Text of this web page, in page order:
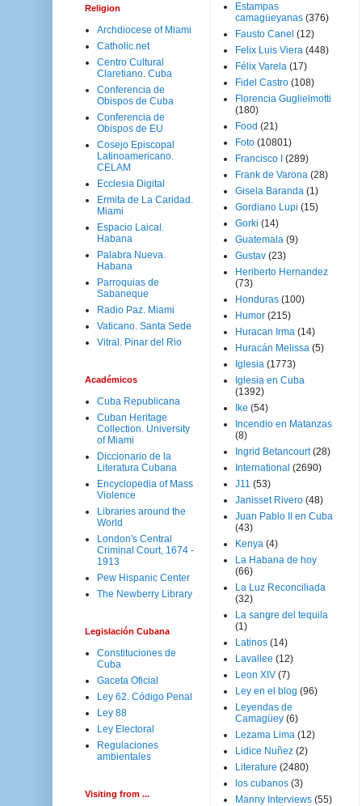
Religion
Archdiocese of Miami
Catholic.net
Centro Cultural
Claretiano. Cuba
Conferencia de
Obispos de Cuba
Conferencia de
Obispos de EU
Cosejo Episcopal
Latinoamericano.
CELAM
Ecclesia Digital
Ermita de La Caridad.
Miami
Espacio Laical.
Habana
Palabra Nueva.
Habana
Parroquias de
Sabaneque
Radio Paz. Miami
Vaticano. Santa Sede
Vitral. Pinar del Rio
Académicos
Cuba Republicana
Cuban Heritage
Collection. University
of Miami
Diccionario de la
Literatura Cubana
Encyclopedia of Mass
Violence
Libraries around the
World
London's Central
Criminal Court, 1674 -
1913
Pew Hispanic Center
The Newberry Library
Legislación Cubana
Constituciones de
Cuba
Gaceta Oficial
Ley 62. Código Penal
Ley 88
Ley Electoral
Regulaciones
ambientales
Visiting from ...
Estampas
camagüeyanas (376)
Fausto Canel (12)
Felix Luis Viera (448)
Félix Varela (17)
Fidel Castro (108)
Florencia Guglielmotti
(180)
Food (21)
Foto (10801)
Francisco I
(289)
Frank de Varona (28)
Gisela Baranda (1)
Gordiano Lupi (15)
Gorki (14)
Guatemala (9)
Gustav (23)
Heriberto Hernandez
(73)
Honduras (100)
Humor (215)
Huracan Irma (14)
Huracán Melissa (5)
Iglesia (1773)
Iglesia en Cuba
(1392)
Ike (54)
Incendio en Matanzas
(8)
Ingrid Betancourt (28)
International (2690)
J11 (53)
Janisset Rivero (48)
Juan Pablo II en Cuba
(43)
Kenya (4)
La Habana de hoy
(66)
La Luz Reconciliada
(32)
La sangre del tequila
(1)
Latinos (14)
Lavallee (12)
Leon XIV (7)
Ley en el blog (96)
Leyendas de
Camagüey (6)
Lezama Lima (12)
Lidice Nuñez (2)
Literature (2480)
los cubanos (3)
Manny Interviews (55)